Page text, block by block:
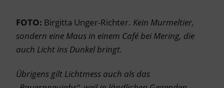
FOTO: Birgitta Unger-Richter. Kein Murmeltier,
sondern eine Maus in einem Café bei Mering, die
auch Licht ins Dunkel bringt.
Übrigens gilt Lichtmess auch als das